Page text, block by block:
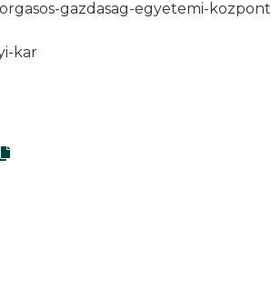
gazdasag-egyetemi-kozpont
kar